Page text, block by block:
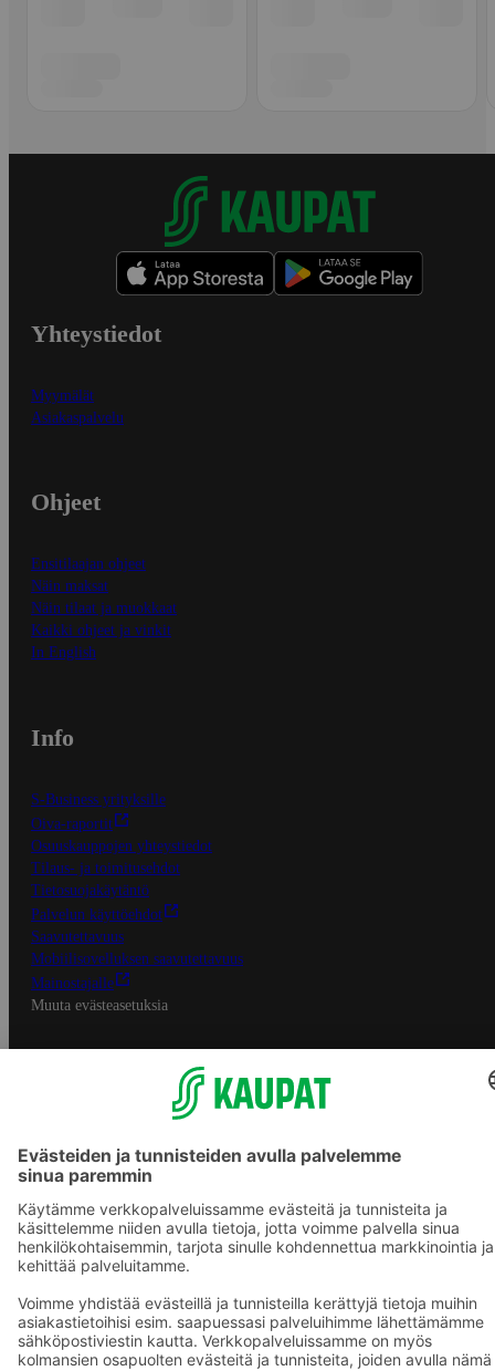
Yhteystiedot
Myymälät
Asiakaspalvelu
Ohjeet
Ensitilaajan ohjeet
Näin maksat
Näin tilaat ja muokkaat
Kaikki ohjeet ja vinkit
In English
Info
S-Business yrityksille
Oiva-raportit
Osuuskauppojen yhteystiedot
Tilaus- ja toimitusehdot
Tietosuojakäytäntö
Palvelun käyttöehdot
Saavutettavuus
Mobiilisovelluksen saavutettavuus
Mainostajalle
Muuta evästeasetuksia
S-ryhmän palvelut
S-ryhmä
Asiakasomistajuus
Yhteishyvä Ruoka -sovellus
S-ostoslista -sovellus
Prisma.fi
Sokos.fi
S-Pankki
Yhteishyvä
Sokos Hotels